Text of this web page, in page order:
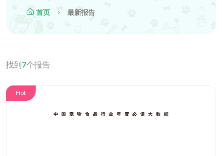
首页 最新报告
找到7个报告
Hot